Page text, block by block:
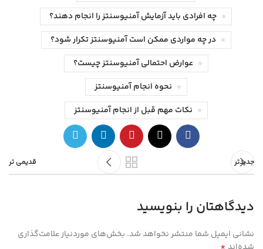
چه افرادی باید آزمایش آمنیوسنتز را انجام دهند؟
در چه مواردی ممکن است آمنیوسنتز تکرار شود؟
عوارض احتمالی آمنیوسنتز چیست؟
نحوه انجام آمنیوسنتز
نکات مهم قبل از انجام آمنیوسنتز
جدیدتر قدیمی تر
دیدگاهتان را بنویسید
نشانی ایمیل شما منتشر نخواهد شد. بخش‌های موردنیاز علامت‌گذاری